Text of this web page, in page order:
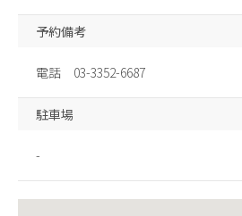
予約備考
電話 03-3352-6687
駐車場
-